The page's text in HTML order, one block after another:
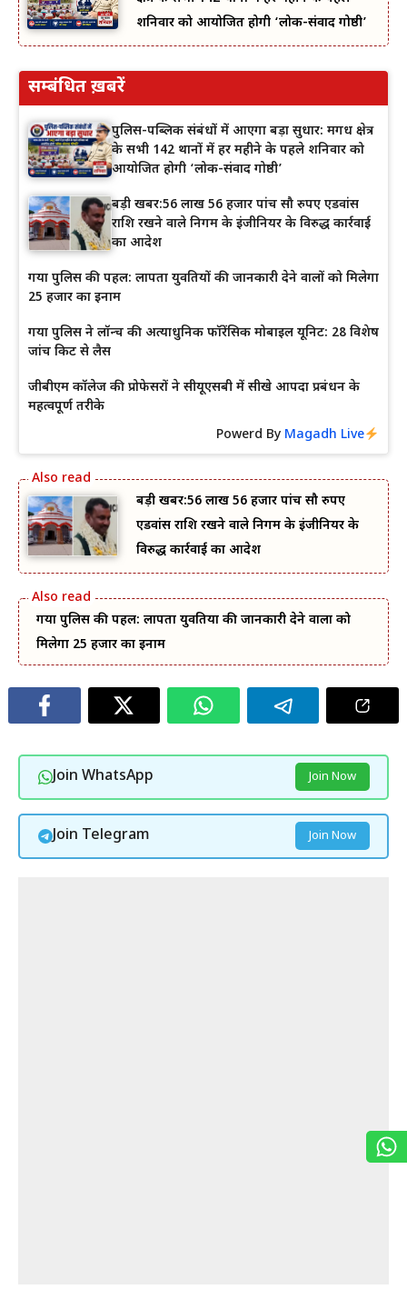
शनिवार को आयोजित होगी ‘लोक-संवाद गोष्ठी’
सम्बंधित ख़बरें
पुलिस-पब्लिक संबंधों में आएगा बड़ा सुधार: मगध क्षेत्र
के सभी 142 थानों में हर महीने के पहले शनिवार को
आयोजित होगी ‘लोक-संवाद गोष्ठी’
बड़ी खबर:56 लाख 56 हजार पांच सौ रुपए एडवांस
राशि रखने वाले निगम के इंजीनियर के विरुद्ध कार्रवाई
का आदेश
गया पुलिस की पहल: लापता युवतियों की जानकारी देने वालों को मिलेगा
25 हजार का इनाम
गया पुलिस ने लॉन्च की अत्याधुनिक फॉरेंसिक मोबाइल यूनिट: 28 विशेष
जांच किट से लैस
जीबीएम कॉलेज की प्रोफेसरों ने सीयूएसबी में सीखे आपदा प्रबंधन के
महत्वपूर्ण तरीके
Powerd By Magadh Live
बड़ी खबर:56 लाख 56 हजार पांच सौ रुपए
एडवांस राशि रखने वाले निगम के इंजीनियर के
विरुद्ध कार्रवाई का आदेश
गया पुलिस की पहल: लापता युवतियों की जानकारी देने वालों को
मिलेगा 25 हजार का इनाम
Join WhatsApp Join Now
Join Telegram Join Now